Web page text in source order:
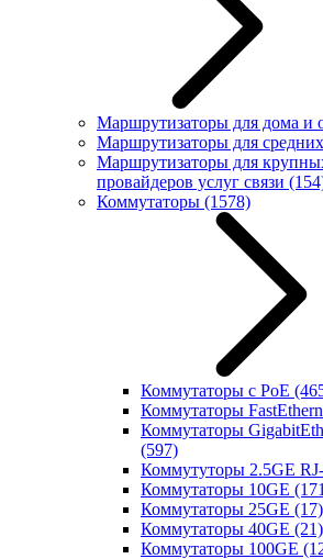
Маршрутизаторы для дома и
Маршрутизаторы для средних
Маршрутизаторы для
провайдеров услуг связи
Коммутаторы (1578)
Коммутаторы с PoE
Коммутаторы
Коммутаторы
(597)
Коммутуторы 2.5GE
Коммутаторы 10GE
Коммутаторы 25GE (17)
Коммутаторы 40GE (21)
Коммутаторы 100GE